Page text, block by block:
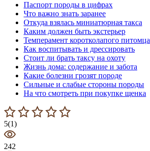
Паспорт породы в цифрах
Что важно знать заранее
Откуда взялась миниатюрная такса
Каким должен быть экстерьер
Темперамент коротколапого питомца
Как воспитывать и дрессировать
Стоит ли брать таксу на охоту
Жизнь дома: содержание и забота
Какие болезни грозят породе
Сильные и слабые стороны породы
На что смотреть при покупке щенка
5(1)
242